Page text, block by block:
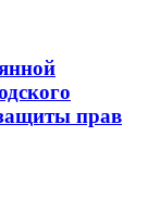
прав